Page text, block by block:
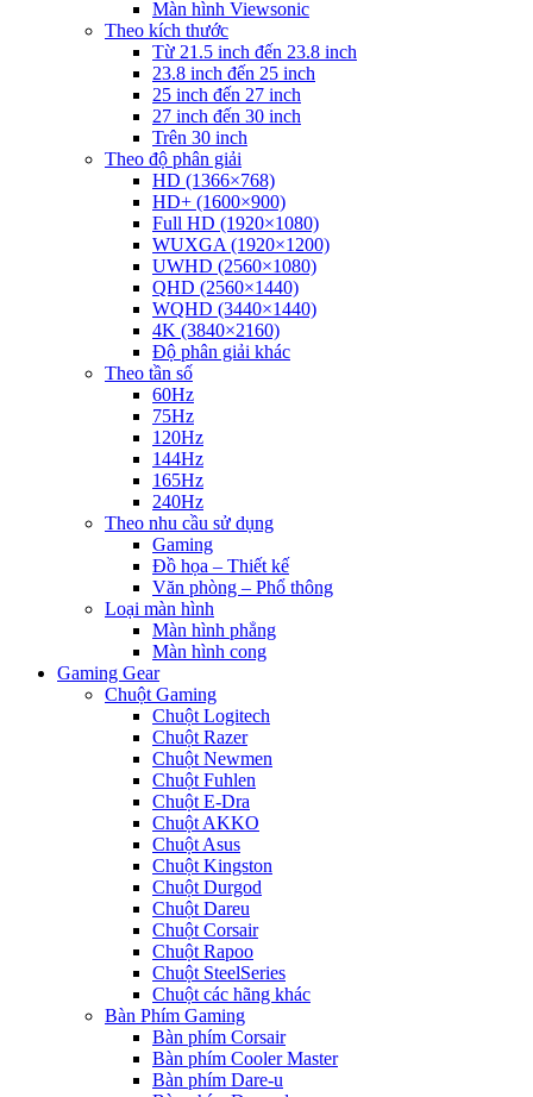
Màn hình Viewsonic
Theo kích thước
Từ 21.5 inch đến 23.8 inch
23.8 inch đến 25 inch
25 inch đến 27 inch
27 inch đến 30 inch
Trên 30 inch
Theo độ phân giải
HD (1366×768)
HD+ (1600×900)
Full HD (1920×1080)
WUXGA (1920×1200)
UWHD (2560×1080)
QHD (2560×1440)
WQHD (3440×1440)
4K (3840×2160)
Độ phân giải khác
Theo tần số
60Hz
75Hz
120Hz
144Hz
165Hz
240Hz
Theo nhu cầu sử dụng
Gaming
Đồ họa – Thiết kế
Văn phòng – Phổ thông
Loại màn hình
Màn hình phẳng
Màn hình cong
Gaming Gear
Chuột Gaming
Chuột Logitech
Chuột Razer
Chuột Newmen
Chuột Fuhlen
Chuột E-Dra
Chuột AKKO
Chuột Asus
Chuột Kingston
Chuột Durgod
Chuột Dareu
Chuột Corsair
Chuột Rapoo
Chuột SteelSeries
Chuột các hãng khác
Bàn Phím Gaming
Bàn phím Corsair
Bàn phím Cooler Master
Bàn phím Dare-u